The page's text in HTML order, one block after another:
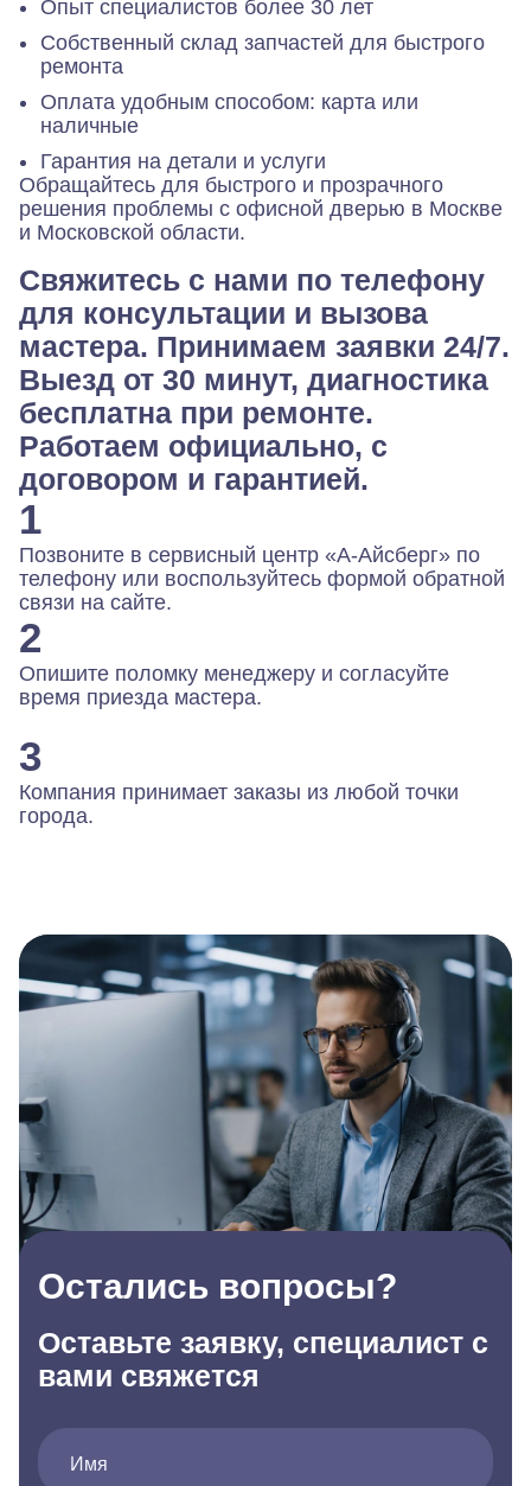
Опыт специалистов более 30 лет
Собственный склад запчастей для быстрого
ремонта
Оплата удобным способом: карта или
наличные
Гарантия на детали и услуги
Обращайтесь для быстрого и прозрачного
решения проблемы с офисной дверью в Москве
и Московской области.
Свяжитесь с нами по телефону
для консультации и вызова
мастера. Принимаем заявки 24/7.
Выезд от 30 минут, диагностика
бесплатна при ремонте.
Работаем официально, с
договором и гарантией.
1
Позвоните в сервисный центр «А-Айсберг» по
телефону или воспользуйтесь формой обратной
связи на сайте.
2
Опишите поломку менеджеру и согласуйте
время приезда мастера.
3
Компания принимает заказы из любой точки
города.
Остались вопросы?
Оставьте заявку, специалист с
вами свяжется
Имя